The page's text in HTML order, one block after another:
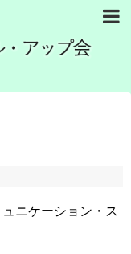
ニケーション・ス